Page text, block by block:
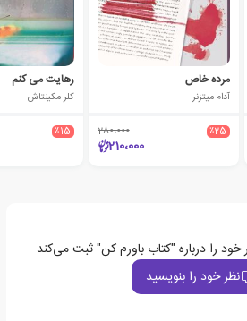
مرده خاص
آدام میتزنر
٪25 280،000
210،000
رهایت می کنم
کلر مکینتاش
٪15
خود را درباره "کتاب باورم کن" ثبت می‌کند
نظر خود را بنویسید